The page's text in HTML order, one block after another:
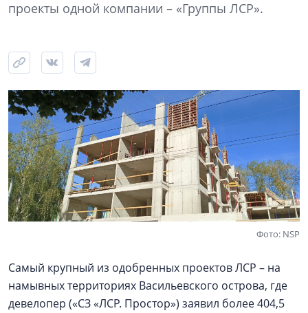
проекты одной компании – «Группы ЛСР».
Фото: NSP
Самый крупный из одобренных проектов ЛСР – на
намывных территориях Васильевского острова, где
девелопер («СЗ «ЛСР. Простор») заявил более 404,5